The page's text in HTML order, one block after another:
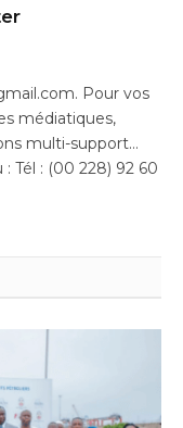
Pour vos
médiatiques,
multi-support…
Tél : (00 228) 92 60